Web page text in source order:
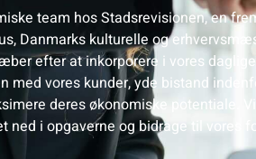
team hos Stadsrevisionen, en
Danmarks kulturelle og
efter at inkorporere i vores
med vores kunder, yde bistand
deres økonomiske potentiale.
i opgaverne og bidrage til vores